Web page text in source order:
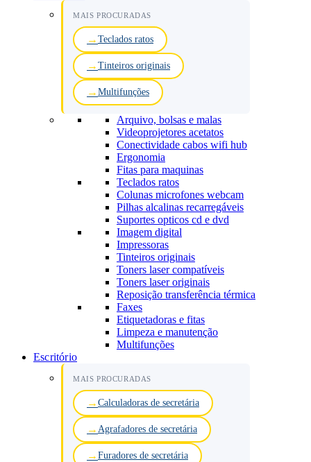
MAIS PROCURADAS
Teclados ratos
Tinteiros originais
Multifunções
Arquivo, bolsas e malas
Videoprojetores acetatos
Conectividade cabos wifi hub
Ergonomia
Fitas para maquinas
Teclados ratos
Colunas microfones webcam
Pilhas alcalinas recarregáveis
Suportes opticos cd e dvd
Imagem digital
Impressoras
Tinteiros originais
Toners laser compatíveis
Toners laser originais
Reposição transferência térmica
Faxes
Etiquetadoras e fitas
Limpeza e manutenção
Multifunções
Escritório
MAIS PROCURADAS
Calculadoras de secretária
Agrafadores de secretária
Furadores de secretária